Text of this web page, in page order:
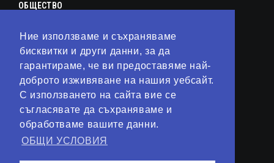
Ние използваме и съхраняваме
бисквитки и други данни, за да
гарантираме, че ви предоставяме най-
доброто изживяване на нашия уебсайт.
С използването на сайта вие се
съгласявате да съхраняваме и
обработваме вашите данни.
ОБЩИ УСЛОВИЯ
ОБЩЕСТВО
КУЛТУРА
ЛАЙФСТАЙЛ
ТЕХНОЛОГИИ
АНАЛИЗИ
СВЯТ